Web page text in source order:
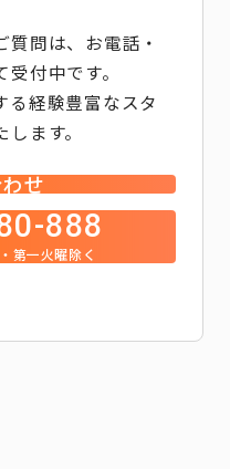
問は、お電話・
付中です。
る経験豊富なスタ
ます。
せ
888
第一火曜除く